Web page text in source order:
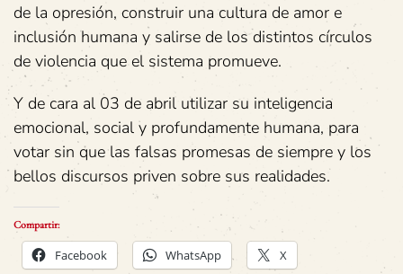
de la opresión, construir una cultura de amor e
inclusión humana y salirse de los distintos círculos
de violencia que el sistema promueve.
Y de cara al 03 de abril utilizar su inteligencia
emocional, social y profundamente humana, para
votar sin que las falsas promesas de siempre y los
bellos discursos priven sobre sus realidades.
Compartir:
Facebook WhatsApp X